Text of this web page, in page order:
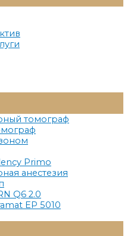
Меню
Меню
томограф
Primo
анестезия
Q6 2.0
EP 5010